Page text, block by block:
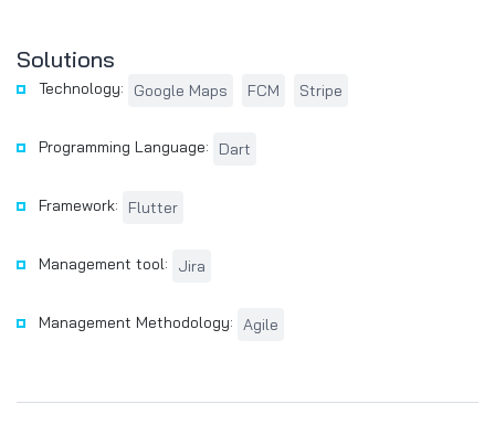
Solutions
Technology: Google Maps FCM Stripe
Programming Language: Dart
Framework: Flutter
Management tool: Jira
Management Methodology: Agile